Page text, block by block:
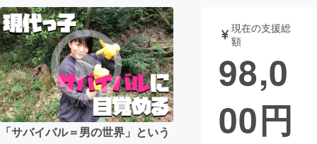
アート・写真 音楽
テクノロジー・ガジェット ゲーム・
映像・映画 書籍・雑誌
ビジネス・起業 チャレンジ
「サバイバル＝男の世界」という
現在の支援総
額
98,0
00円